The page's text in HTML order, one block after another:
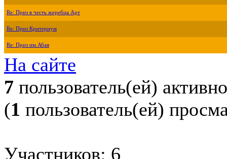
Re: Приз в честь жеребца Арт
Re: Приз Критериум
Re: Приз им.Абая
На сайте
7 пользователь(ей) активно
(1 пользователь(ей)
Участников: 6